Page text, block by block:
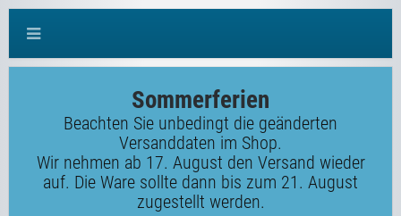
Sommerferien
Beachten Sie unbedingt die geänderten
Versanddaten im Shop.
Wir nehmen ab 17. August den Versand wieder
auf. Die Ware sollte dann bis zum 21. August
zugestellt werden.